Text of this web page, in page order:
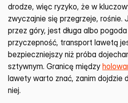
drodze, więc ryzyko, że w
zwyczajnie się przegrzeje, rośnie.
przez góry, jest długa albo
przyczepność, transport lawetą
bezpieczniejszy niż próba
sztywnym. Granicę między
lawety warto znać, zanim dojdzie
niej.